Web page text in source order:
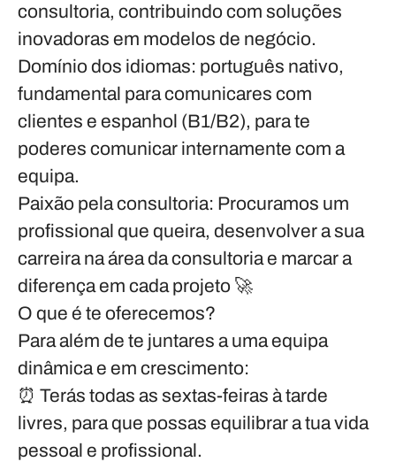
consultoria, contribuindo com soluções
inovadoras em modelos de negócio.
Domínio dos idiomas: português nativo,
fundamental para comunicares com
clientes e espanhol (B1/B2), para te
poderes comunicar internamente com a
equipa.
Paixão pela consultoria: Procuramos um
profissional que queira, desenvolver a sua
carreira na área da consultoria e marcar a
diferença em cada projeto 🚀
O que é te oferecemos?
Para além de te juntares a uma equipa
dinâmica e em crescimento:
⏰ Terás todas as sextas-feiras à tarde
livres, para que possas equilibrar a tua vida
pessoal e profissional.